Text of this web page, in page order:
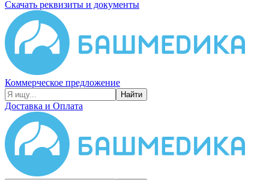
Скачать реквизиты и документы
Коммерческое предложение
Найти
Доставка и Оплата